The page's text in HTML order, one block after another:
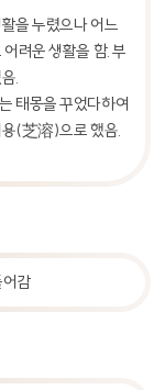
을 누렸으나 어느
려운 생활을 함. 부
.
태몽을 꾸었다하여
(芝溶)으로 했음.
감